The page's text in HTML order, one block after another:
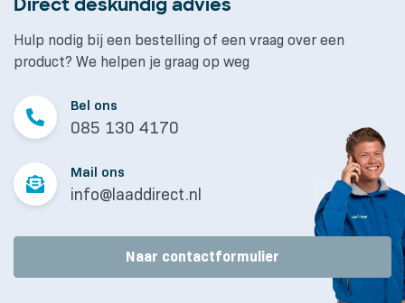
Direct deskundig advies
Hulp nodig bij een bestelling of een vraag over een
product? We helpen je graag op weg
Bel ons
085 130 4170
Mail ons
info@laaddirect.nl
Naar contactformulier